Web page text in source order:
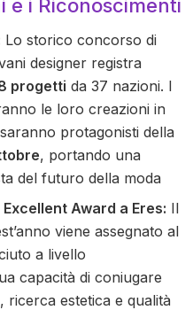
e i Riconoscimenti
Lo storico concorso di
designer registra
progetti da 37 nazioni. I
le loro creazioni in
protagonisti della
, portando una
del futuro della moda
Award a Eres: Il
viene assegnato al
a livello
capacità di coniugare
ricerca estetica e qualità